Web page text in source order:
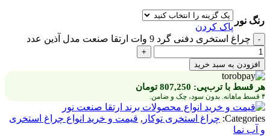
رنگ نور
پاک کردن
چراغ استخری دفنی گرد 9 وات ارتقا صنعت مدل آذین عدد
افزودن به سبد خرید
هر قسط با ترب‌پی: 807,250 تومان
۴ قسط ماهانه. بدون سود، چک و ضامن.
Categories: چراغ استخری توکار , قیمت و خرید انواع چراغ استخری
و آب نما